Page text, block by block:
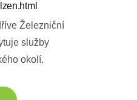
Železniční
služby
okolí.